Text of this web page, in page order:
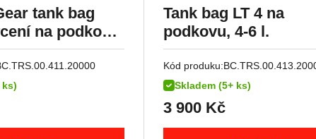
ks)
tank bag
na podkovu
černý 3-5L
Skladem (5+ ks)
Tank bag LT 4 na
podkovu, 4-6 l.
Kód produku:
3 900 Kč